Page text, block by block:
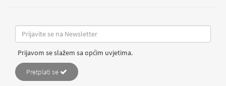
Prijavom se slažem sa općim uvjetima.
Pretplati se